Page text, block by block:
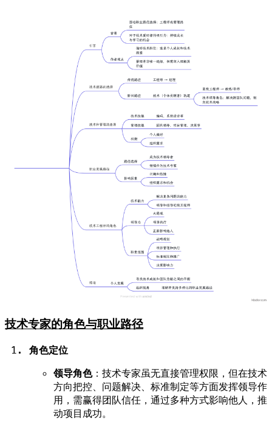
技术专家的角色与职业路径
角色定位
领导角色：技术专家虽无直接管理权限，但在技术
方向把控、问题解决、标准制定等方面发挥领导作
用，需赢得团队信任，通过多种方式影响他人，推
动项目成功。